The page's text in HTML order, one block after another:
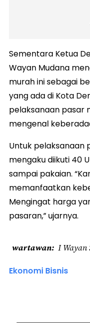
Sementara Ketua
Wayan Mudana
murah ini sebagai
yang ada di Kota
pelaksanaan pasar
mengenal
Untuk pelaksanaan
mengaku diikuti 40
sampai pakaian.
memanfaatkan
Mengingat harga
pasaran,” ujarnya.
wartawan I Wayan
Ekonomi Bisnis